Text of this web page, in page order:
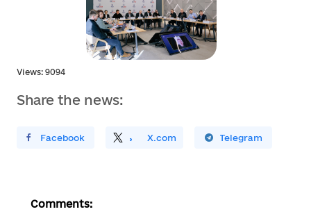
Views: 9094
Share the news:
У FacebookПоділитись X.com
Поширити У Telegram
Comments: